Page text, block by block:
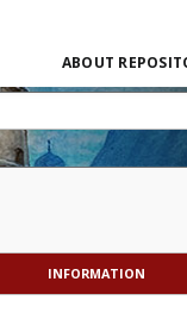
ABOUT
INFORMATION